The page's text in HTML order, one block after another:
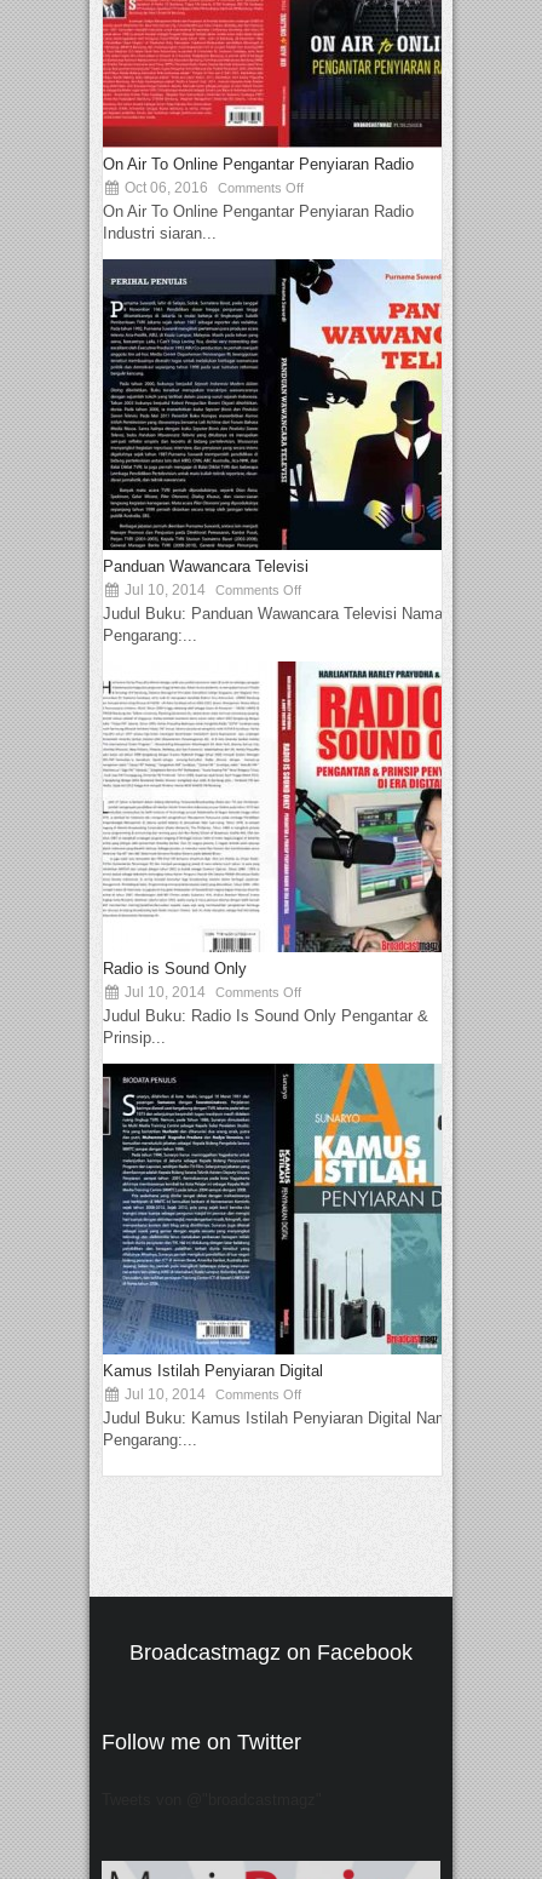
On Air To Online Pengantar Penyiaran Radio
Oct 06, 2016 Comments Off
On Air To Online Pengantar Penyiaran Radio
Industri siaran...
Panduan Wawancara Televisi
Jul 10, 2014 Comments Off
Judul Buku: Panduan Wawancara Televisi Nama
Pengarang:...
Radio is Sound Only
Jul 10, 2014 Comments Off
Judul Buku: Radio Is Sound Only Pengantar &
Prinsip...
Kamus Istilah Penyiaran Digital
Jul 10, 2014 Comments Off
Judul Buku: Kamus Istilah Penyiaran Digital Nama
Pengarang:...
Broadcastmagz on Facebook
Follow me on Twitter